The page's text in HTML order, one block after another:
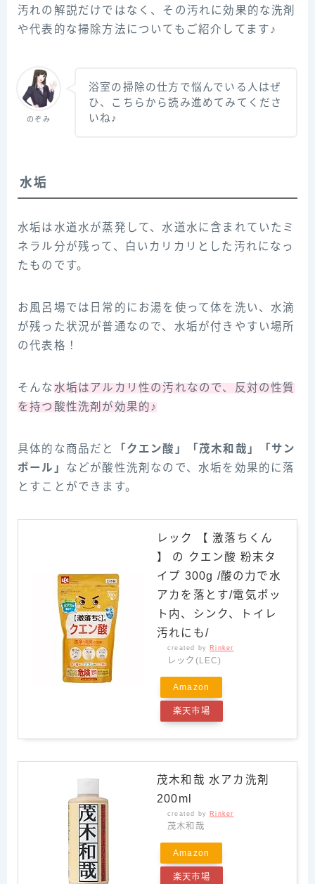
汚れの解説だけではなく、その汚れに効果的な洗剤
や代表的な掃除方法についてもご紹介してます♪
のぞみ
浴室の掃除の仕方で悩んでいる人はぜ
ひ、こちらから読み進めてみてくださ
いね♪
水垢
水垢は水道水が蒸発して、水道水に含まれていたミ
ネラル分が残って、白いカリカリとした汚れになっ
たものです。
お風呂場では日常的にお湯を使って体を洗い、水滴
が残った状況が普通なので、水垢が付きやすい場所
の代表格！
そんな水垢はアルカリ性の汚れなので、反対の性質
を持つ酸性洗剤が効果的♪
具体的な商品だと
「クエン酸」「茂木和哉」「サン
ポール」 などが酸性洗剤なので、水垢を効果的に落
とすことができます。
レック 【 激落ちくん
】 の クエン酸 粉末タ
イプ 300g /酸の力で水
アカを落とす/電気ポッ
ト内、シンク、トイレ
汚れにも/
created by Rinker
レック(LEC)
Amazon
楽天市場
茂木和哉 水アカ洗剤
200ml
created by Rinker
茂木和哉
Amazon
楽天市場